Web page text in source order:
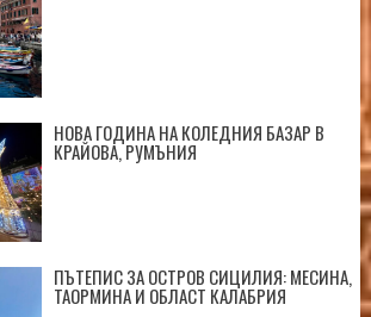
НОВА ГОДИНА НА КОЛЕДНИЯ БАЗАР В
КРАЙОВА, РУМЪНИЯ
ПЪТЕПИС ЗА ОСТРОВ СИЦИЛИЯ: МЕСИНА,
ТАОРМИНА И ОБЛАСТ КАЛАБРИЯ